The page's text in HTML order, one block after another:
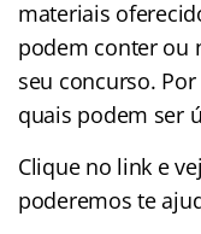
materiais
podem conter ou
seu concurso.
quais podem ser
Clique no link e
poderemos te